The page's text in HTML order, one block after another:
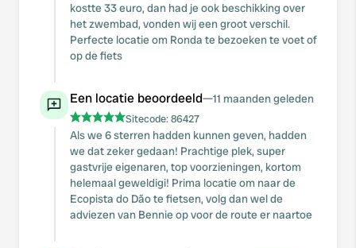
kostte 33 euro, dan had je ook beschikking over
het zwembad, vonden wij een groot verschil.
Perfecte locatie om Ronda te bezoeken te voet of
op de fiets
Een locatie beoordeeld—11 maanden geleden
Sitecode:86427
Als we 6 sterren hadden kunnen geven, hadden
we dat zeker gedaan! Prachtige plek, super
gastvrije eigenaren, top voorzieningen, kortom
helemaal geweldigi! Prima locatie om naar de
Ecopista do Dão te fietsen, volg dan wel de
adviezen van Bennie op voor de route er naartoe